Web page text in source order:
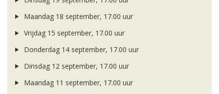
Maandag 18 september, 17.00 uur
Vrijdag 15 september, 17.00 uur
Donderdag 14 september, 17.00 uur
Dinsdag 12 september, 17.00 uur
Maandag 11 september, 17.00 uur